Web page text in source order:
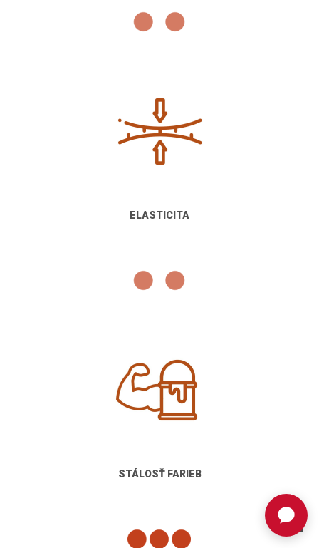
ELASTICITA
STÁLOSŤ FARIEB